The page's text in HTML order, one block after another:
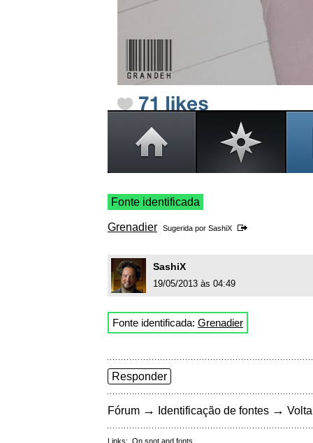
Fonte identificada
Grenadier Sugerida por SashiX
SashiX
19/05/2013 às 04:49
Fonte identificada: Grenadier
Responder
Fórum → Identificação de fontes →
Links: On snot and fonts